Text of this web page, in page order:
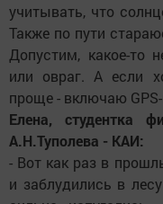
учитывать, что
Также по пути
Допустим, какое-то
или овраг. А если
проще - включаю
Елена, студентка
А.Н.Туполева - КАИ:
- Вот как раз в
и заблудились в